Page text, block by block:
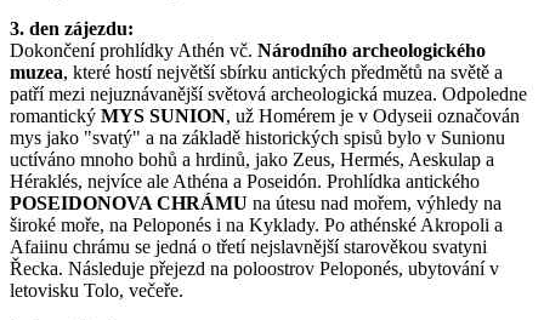
3. den zájezdu:
Dokončení prohlídky Athén vč. Národního archeologického
muzea, které hostí největší sbírku antických předmětů na světě a
patří mezi nejuznávanější světová archeologická muzea. Odpoledne
romantický MYS SUNION, už Homérem je v Odyseii označován
mys jako "svatý" a na základě historických spisů bylo v Sunionu
uctíváno mnoho bohů a hrdinů, jako Zeus, Hermés, Aeskulap a
Héraklés, nejvíce ale Athéna a Poseidón. Prohlídka antického
POSEIDONOVA CHRÁMU na útesu nad mořem, výhledy na
široké moře, na Peloponés i na Kyklady. Po athénské Akropoli a
Afaiinu chrámu se jedná o třetí nejslavnější starověkou svatyni
Řecka. Následuje přejezd na poloostrov Peloponés, ubytování v
letovisku Tolo, večeře.